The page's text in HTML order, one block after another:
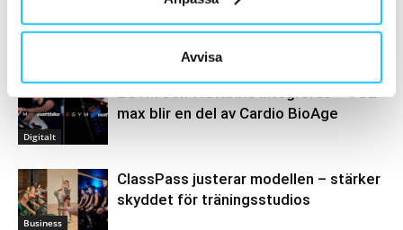
Avvisa
Sensopro förändrar vårt sätt att värma
upp, steg för steg
Digitalt
max blir en del av Cardio BioAge
Business
ClassPass justerar modellen – stärker
skyddet för träningsstudios